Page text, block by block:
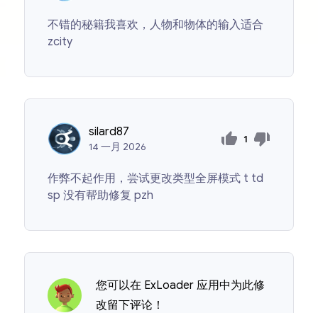
不错的秘籍我喜欢，人物和物体的输入适合
zcity
silard87
14一月 2026
1
作弊不起作用，尝试更改类型全屏模式 t td
sp 没有帮助修复 pzh
您可以在 ExLoader 应用中为此修
改留下评论！